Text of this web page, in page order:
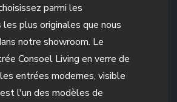
parmi les
plus originales que nous
notre showroom. Le
Consoel Living en verre de
entrées modernes, visible
l'un des modèles de